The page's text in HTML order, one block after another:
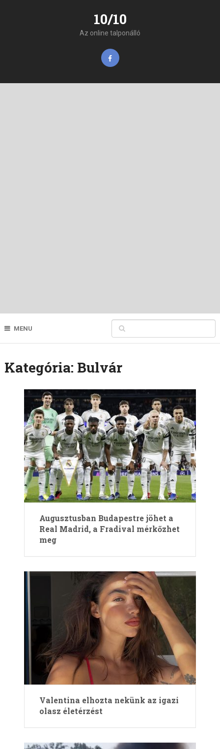
10/10
Az online talponálló
MENU
Kategória: Bulvár
Augusztusban Budapestre jöhet a
Real Madrid, a Fradival mérkőzhet
meg
Valentina elhozta nekünk az igazi
olasz életérzést